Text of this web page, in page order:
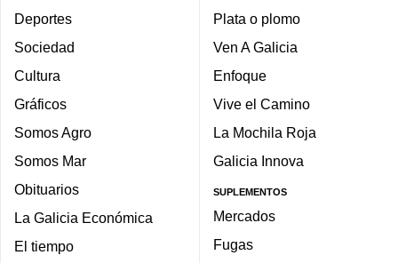
Deportes
Sociedad
Cultura
Gráficos
Somos Agro
Somos Mar
Obituarios
La Galicia Económica
El tiempo
Plata o plomo
Ven A Galicia
Enfoque
Vive el Camino
La Mochila Roja
Galicia Innova
SUPLEMENTOS
Mercados
Fugas